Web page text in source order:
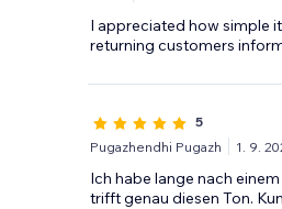
I appreciated how simple
returning customers
5
Pugazhendhi Pugazh
1. 9.
Ich habe lange nach
trifft genau diesen Ton.